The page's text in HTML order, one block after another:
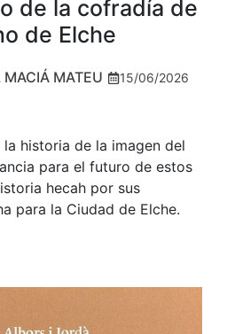
de la cofradía de
de Elche
MATEU 15/06/2026
historia de la imagen del
para el futuro de estos
hecah por sus
para la Ciudad de Elche.